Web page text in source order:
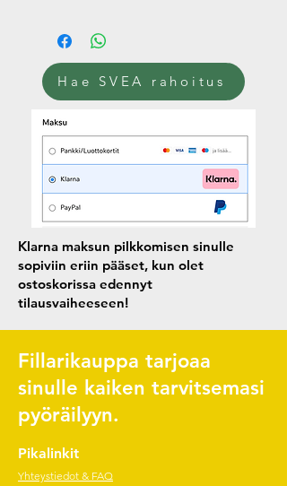
Hae SVEA rahoitus
Klarna maksun pilkkomisen sinulle
sopiviin eriin pääset, kun olet
ostoskorissa edennyt
tilausvaiheeseen!
Fillarikauppa tarjoaa
sinulle kaiken tarvitsemasi
pyöräilyyn.
Pikalinkit
Yhteystiedot & FAQ